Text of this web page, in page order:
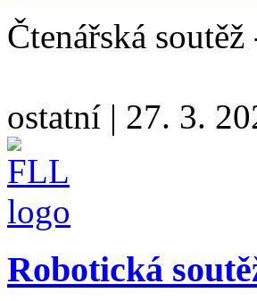
Čtenářská
ostatní | 27. 3.
Robotická